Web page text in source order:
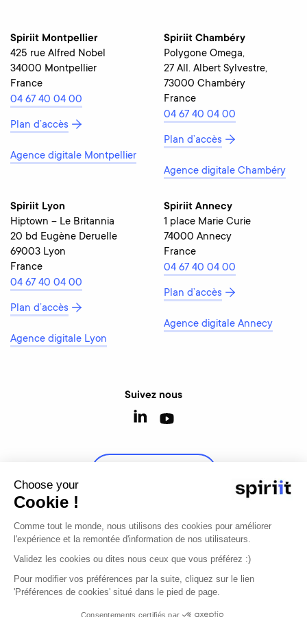
Spiriit Montpellier
425 rue Alfred Nobel
34000 Montpellier
France
04 67 40 04 00
Plan d’accès
Agence digitale Montpellier
Spiriit Chambéry
Polygone Omega,
27 All. Albert Sylvestre,
73000 Chambéry
France
04 67 40 04 00
Plan d’accès
Agence digitale Chambéry
Spiriit Lyon
Hiptown – Le Britannia
20 bd Eugène Deruelle
69003 Lyon
France
04 67 40 04 00
Plan d’accès
Agence digitale Lyon
Spiriit Annecy
1 place Marie Curie
74000 Annecy
France
04 67 40 04 00
Plan d’accès
Agence digitale Annecy
Suivez nous
Modifier mon consentement
Agence digitale, e-commerce et développement
Choose your
Cookie !
Comme tout le monde, nous utilisons des cookies pour améliorer
l'expérience et la remontée d'information de nos utilisateurs.
Validez les cookies ou dites nous ceux que vous préférez :)
Pour modifier vos préférences par la suite, cliquez sur le lien
'Préférences de cookies' situé dans le pied de page.
Consentements certifiés par